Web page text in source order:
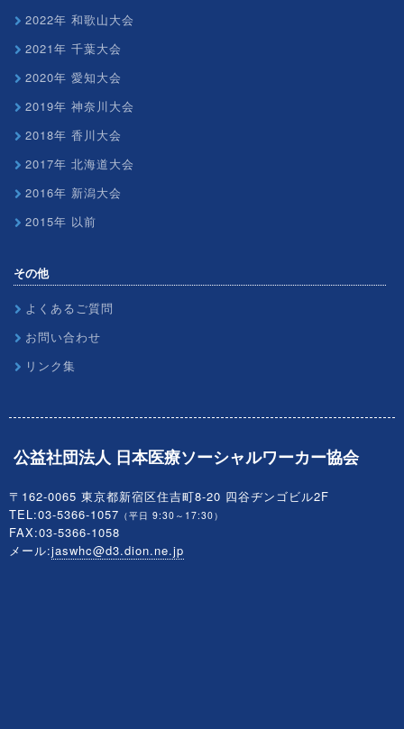
公益社団法人 日本医療ソーシャルワーカー協会
〒162-0065 東京都新宿区住吉町8-20 四谷ヂンゴビル2F
TEL:03-5366-1057 （平日 9:30～17:30）
FAX:03-5366-1058
メール:jaswhc@d3.dion.ne.jp
2022年 和歌山大会
2021年 千葉大会
2020年 愛知大会
2019年 神奈川大会
2018年 香川大会
2017年 北海道大会
2016年 新潟大会
2015年 以前
その他
よくあるご質問
お問い合わせ
リンク集